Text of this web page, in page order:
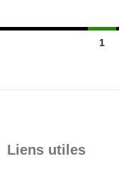
articles
1
Liens utiles